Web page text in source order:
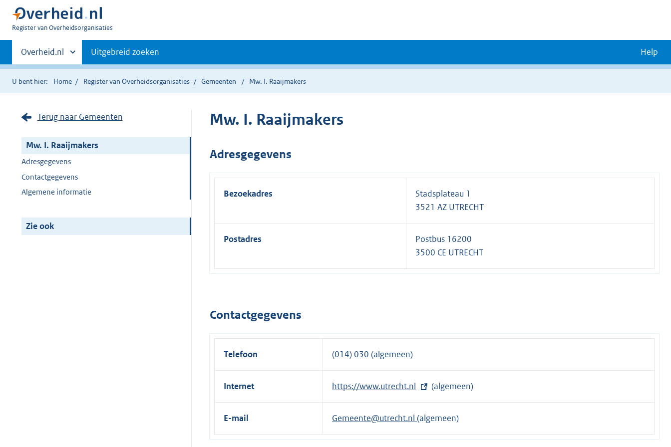
U
Register van Overheidsorganisaties
Primaire
navigatie
Andere
sites
binnen
Overheid.nl Uitgebreid zoeken Help
U bent hier: Home Register van Overheidsorganisaties Gemeenten Mw. I. Raaijmakers
Terug naar Gemeenten
Mw. I. Raaijmakers
Adresgegevens
Contactgegevens
Algemene informatie
Zie ook
Mw. I. Raaijmakers
Adresgegevens
Bezoekadres
Stadsplateau 1
3521 AZ UTRECHT
Postadres
Postbus 16200
3500 CE UTRECHT
Contactgegevens
Telefoon (014) 030 (algemeen)
Internet
E
x
t
r
https://www.utrecht.nl (algemeen)
E-mail Gemeente@utrecht.nl (algemeen)